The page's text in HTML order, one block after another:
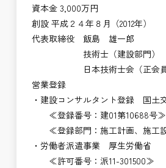
資本金 3,000万円
創設 平成２４年８月（2012年）
代表取締役 飯島 雄一郎
技術士（建設部門）
日本技術士会（正会員
営業登録
・建設コンサルタント登録 国土
≪登録番号：建01第10688号≫
≪登録部門：施工計画、施工
・労働者派遣事業 厚生労働省
≪許可番号：派11-301500≫